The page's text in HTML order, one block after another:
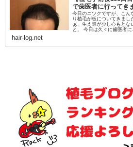
で歯医者に行ってき
今日のニツクですが、こん
り植毛が板についてきまし
ぁ、生え際が少し心もとな
と。 今日は久々に歯医者に
hair-log.net